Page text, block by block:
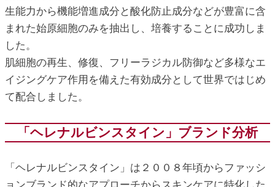
生能力から機能増進成分と酸化防止成分などが豊富に含
まれた始原細胞のみを抽出し、培養することに成功しま
した。
肌細胞の再生、修復、フリーラジカル防御など多様なエ
イジングケア作用を備えた有効成分として世界ではじめ
て配合しました。
「ヘレナルビンスタイン」ブランド分析
「ヘレナルビンスタイン」は２００８年頃からファッシ